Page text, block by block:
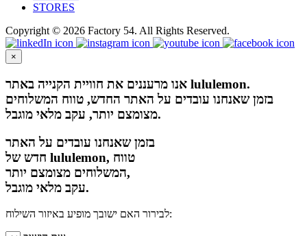
STORES
Copyright © 2026 Factory 54. All Rights Reserved.
×
אנו מרעננים את חוויית הקנייה באתר lululemon.
בזמן שאנחנו עובדים על האתר החדש, טווח המשלוחים
מצומצם יותר, עקב מלאי מוגבל.
בזמן שאנחנו עובדים על האתר
חדש של lululemon, טווח
המשלוחים מצומצם יותר,
עקב מלאי מוגבל.
לבירור האם ישובך מופיע באיזור השילוח: